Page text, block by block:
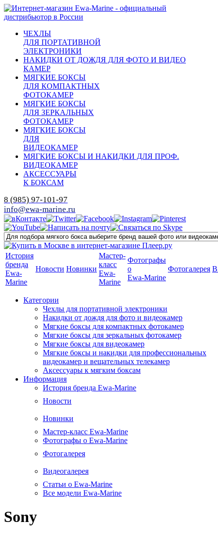
ЧЕХЛЫ
ДЛЯ ПОРТАТИВНОЙ
ЭЛЕКТРОНИКИ
НАКИДКИ ОТ ДОЖДЯ ДЛЯ ФОТО И ВИДЕО
КАМЕР
МЯГКИЕ БОКСЫ
ДЛЯ КОМПАКТНЫХ
ФОТОКАМЕР
МЯГКИЕ БОКСЫ
ДЛЯ ЗЕРКАЛЬНЫХ
ФОТОКАМЕР
МЯГКИЕ БОКСЫ
ДЛЯ
ВИДЕОКАМЕР
МЯГКИЕ БОКСЫ И НАКИДКИ ДЛЯ ПРОФ.
ВИДЕОКАМЕР
АКСЕССУАРЫ
К БОКСАМ
8 (985) 97-101-97
info@ewa-marine.ru
История
бренда
Ewa-
Marine
Новости Новинки
Мастер-
класс
Ewa-
Marine
Фотографы
о
Ewa-Marine
Фотогалерея
Категории
Чехлы для портативной электроники
Накидки от дождя для фото и видеокамер
Мягкие боксы для компактных фотокамер
Мягкие боксы для зеркальных фотокамер
Мягкие боксы для видеокамер
Мягкие боксы и накидки для профессиональных
видеокамер и вещательных телекамер
Аксессуары к мягким боксам
Информация
История бренда Ewa-Marine
Новости
Новинки
Мастер-класс Ewa-Marine
Фотографы о Ewa-Marine
Фотогалерея
Видеогалерея
Статьи о Ewa-Marine
Все модели Ewa-Marine
Sony